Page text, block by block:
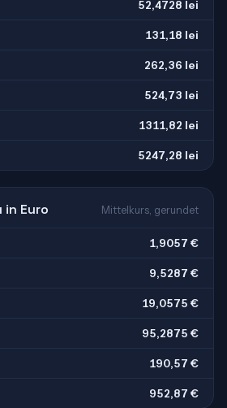
52,4728 lei
131,18 lei
262,36 lei
524,73 lei
1311,82 lei
5247,28 lei
in Euro Mittelkurs, gerundet
1,9057 €
9,5287 €
19,0575 €
95,2875 €
190,57 €
952,87 €